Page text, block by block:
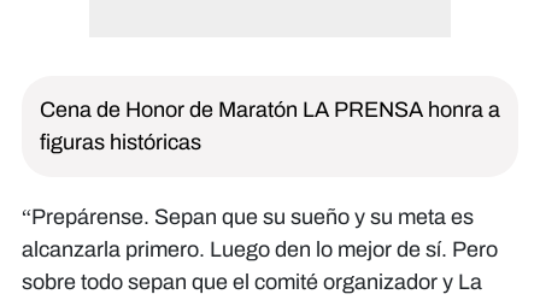
Cena de Honor de Maratón LA PRENSA honra a
figuras históricas
“Prepárense. Sepan que su sueño y su meta es
alcanzarla primero. Luego den lo mejor de sí. Pero
sobre todo sepan que el comité organizador y La